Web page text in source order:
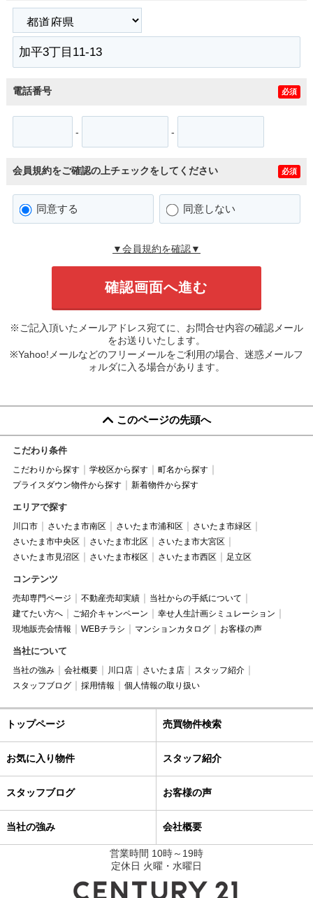
電話番号 必須
- -
会員規約をご確認の上チェックをしてください 必須
同意する 同意しない
▼会員規約を確認▼
※ご記入頂いたメールアドレス宛てに、お問合せ内容の確認メール
をお送りいたします。
※Yahoo!メールなどのフリーメールをご利用の場合、迷惑メールフ
ォルダに入る場合があります。
このページの先頭へ
こだわり条件
こだわりから探す 学校区から探す
町名から探す
プライスダウン物件から探す
新着物件から探す
エリアで探す
川口市 さいたま市南区 さいたま市浦和区
さいたま市緑区
さいたま市中央区
さいたま市北区
さいたま市大宮区
さいたま市見沼区
さいたま市桜区 さいたま市西区 足立区
コンテンツ
売却専門ページ 不動産売却実績
当社からの手紙について
建てたい方へ
ご紹介キャンペーン
幸せ人生計画シミュレーション
現地販売会情報
WEBチラシ マンションカタログ お客様の声
当社について
当社の強み 会社概要 川口店 さいたま店
スタッフ紹介
スタッフブログ
採用情報 個人情報の取り扱い
トップページ 売買物件検索
お気に入り物件 スタッフ紹介
スタッフブログ お客様の声
当社の強み 会社概要
営業時間 10時～19時
定休日 火曜・水曜日